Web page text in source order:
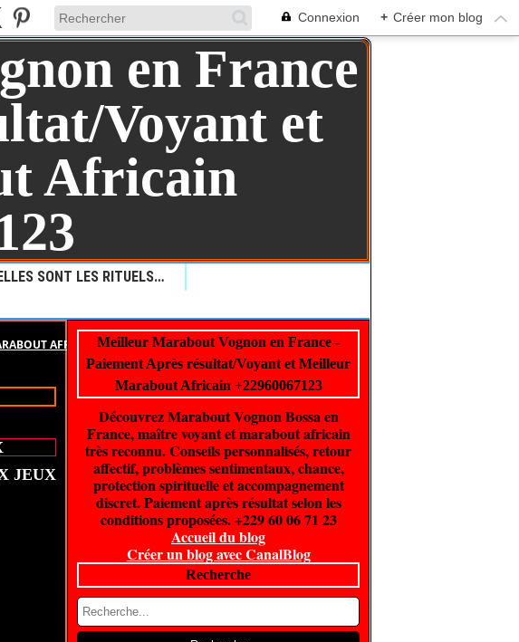
Connexion + Créer mon blog
QUELLES SONT LES RITUELS VAUDOU: COMMENT LES RITUELS VAUDOU PEUVENT AIDER ?+229 99 01 00 62
AFRICAIN +22960067123
Meilleur Marabout Vognon en France -
Paiement Après résultat/Voyant et Meilleur
Marabout Africain +22960067123
Découvrez Marabout Vognon Bossa en
France, maître voyant et marabout africain
très reconnu. Conseils personnalisés, retour
affectif, problèmes sentimentaux, chance,
protection spirituelle et accompagnement
discret. Paiement après résultat selon les
conditions proposées. +229 60 06 71 23
Accueil du blog
Créer un blog avec CanalBlog
Recherche